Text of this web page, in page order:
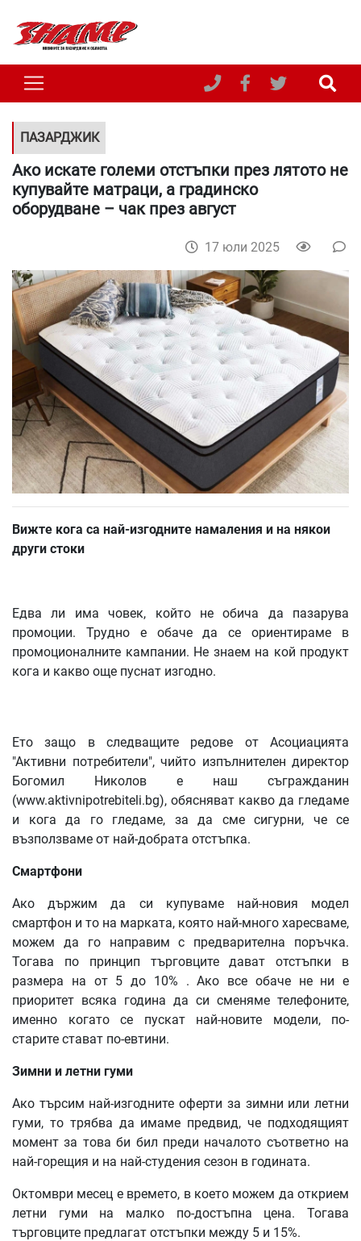
ПАЗАРДЖИК
Ако искате големи отстъпки през лятото не
купувайте матраци, а градинско
оборудване – чак през август
17 юли 2025
Вижте кога са най-изгодните намаления и на някои
други стоки
Едва ли има човек, който не обича да пазарува
промоции. Трудно е обаче да се ориентираме в
промоционалните кампании. Не знаем на кой продукт
кога и какво още пуснат изгодно.
Ето защо в следващите редове от Асоциацията
"Активни потребители", чийто изпълнителен директор
Богомил Николов е наш съгражданин
(www.aktivnipotrebiteli.bg), обясняват какво да гледаме
и кога да го гледаме, за да сме сигурни, че се
възползваме от най-добрата отстъпка.
Смартфони
Ако държим да си купуваме най-новия модел
смартфон и то на марката, която най-много харесваме,
можем да го направим с предварителна поръчка.
Тогава по принцип търговците дават отстъпки в
размера на от 5 до 10% . Ако все обаче не ни е
приоритет всяка година да си сменяме телефоните,
именно когато се пускат най-новите модели, по-
старите стават по-евтини.
Зимни и летни гуми
Ако търсим най-изгодните оферти за зимни или летни
гуми, то трябва да имаме предвид, че подходящият
момент за това би бил преди началото съответно на
най-горещия и на най-студения сезон в годината.
Октомври месец е времето, в което можем да открием
летни гуми на малко по-достъпна цена. Тогава
търговците предлагат отстъпки между 5 и 15%.